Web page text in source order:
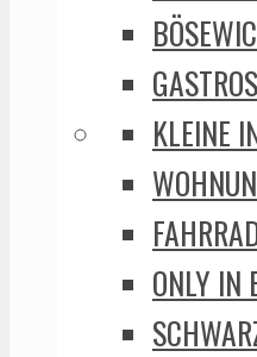
KLEINE
ONLY IN